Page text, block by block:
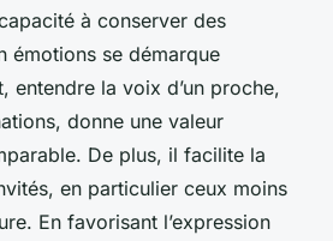
à conserver des
émotions se démarque
entendre la voix d’un proche,
donne une valeur
De plus, il facilite la
en particulier ceux moins
En favorisant l’expression